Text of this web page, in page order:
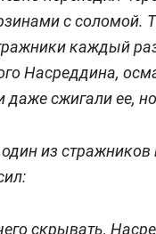
с соломой.
каждый
Насреддина,
сжигали ее,
из
скрывать,